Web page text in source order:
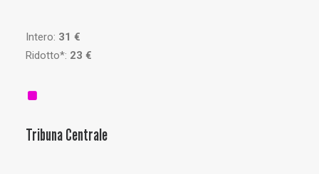
Intero: 31 €
Ridotto*: 23 €
Tribuna Centrale